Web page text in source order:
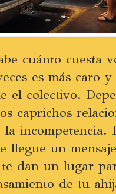
cuánto cuesta
es más caro
el colectivo.
caprichos
la
llegue un
dan un lugar
de tu